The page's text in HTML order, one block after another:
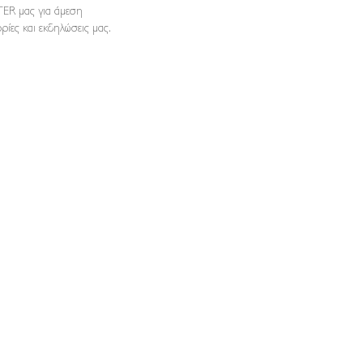
μας για άμεση
και εκδηλώσεις μας.